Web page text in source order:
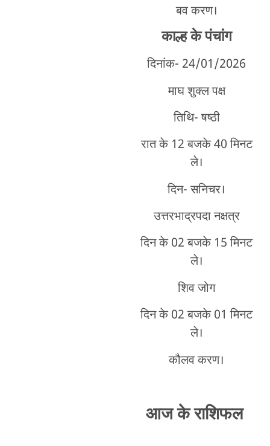
बव करण।
काल्हके पंचांग
दिनांक- 24/01/2026
माघ शुक्ल पक्ष
तिथि- षष्ठी
रात के 12 बजके 40 मिनट
ले।
दिन- सनिचर।
उत्तरभाद्रपदा नक्षत्र
दिन के 02 बजके 15 मिनट
ले।
शिव जोग
दिन के 02 बजके 01 मिनट
ले।
कौलव करण।
आज के राशिफल